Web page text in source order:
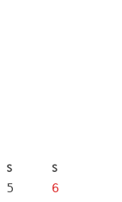
S S
5
6